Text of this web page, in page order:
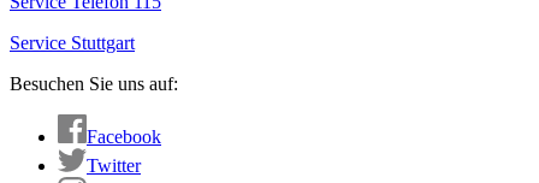
Service Stuttgart
Besuchen Sie uns auf:
Facebook
Twitter